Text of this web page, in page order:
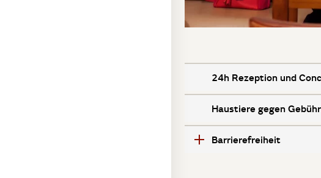
24h Rezeption und
Haustiere gegen
Barrierefreiheit